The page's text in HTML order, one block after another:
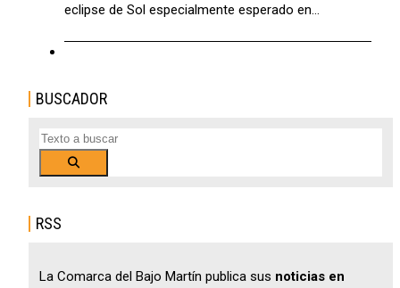
eclipse de Sol especialmente esperado en…
BUSCADOR
Buscar
RSS
La Comarca del Bajo Martín publica sus noticias en